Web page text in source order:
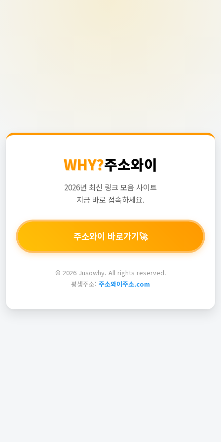
WHY?주소와이
2026년 최신 링크 모음 사이트
지금 바로 접속하세요.
주소와이 바로가기🚀
© 2026 Jusowhy. All rights reserved.
평생주소: 주소와이주소.com